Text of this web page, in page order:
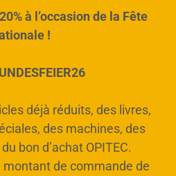
à l’occasion de la Fête
!
déjà réduits, des livres,
des machines, des
bon d’achat OPITEC.
montant de commande de